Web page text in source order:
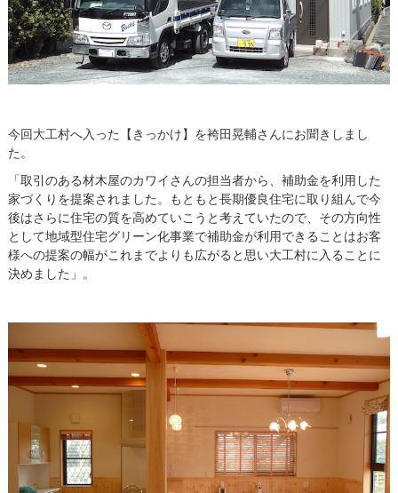
今回大工村へ入った【きっかけ】を袴田晃輔さんにお聞きしまし
た。
「取引のある材木屋のカワイさんの担当者から、補助金を利用した
家づくりを提案されました。もともと長期優良住宅に取り組んで今
後はさらに住宅の質を高めていこうと考えていたので、その方向性
として地域型住宅グリーン化事業で補助金が利用できることはお客
様への提案の幅がこれまでよりも広がると思い大工村に入ることに
決めました」。